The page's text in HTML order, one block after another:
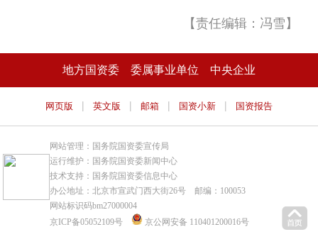
【责任编辑：冯雪】
地方国资委 委属事业单位 中央企业
网页版 | 英文版 | 邮箱 | 国资小新 | 国资报告
网站管理：国务院国资委宣传局
运行维护：国务院国资委新闻中心
技术支持：国务院国资委信息中心
办公地址：北京市宣武门西大街26号 邮编：100053
网站标识码bm27000004
京ICP备05052109号
京公网安备 110401200016号